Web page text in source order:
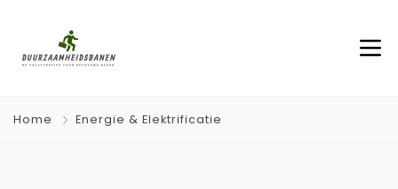
Home Energie & Elektrificatie